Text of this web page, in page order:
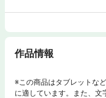
作品情報
※この商品はタブレットな
に適しています。また、文